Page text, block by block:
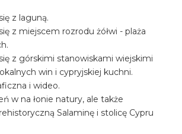
z laguną.
z miejscem rozrodu żółwi - plaża
z górskimi stanowiskami wiejskimi
win i cypryjskiej kuchni.
i wideo.
w na łonie natury, ale także
Salaminę i stolicę Cypru